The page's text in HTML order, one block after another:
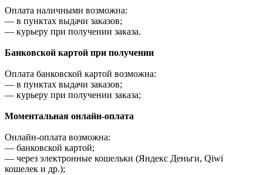
Оплата наличными возможна:
— в пунктах выдачи заказов;
— курьеру при получении заказа.
Банковской картой при получении
Оплата банковской картой возможна:
— в пунктах выдачи заказов;
— курьеру при получении заказа;
Моментальная онлайн-оплата
Онлайн-оплата возможна:
— банковской картой;
— через электронные кошельки (Яндекс Деньги, Qiwi
кошелек и др.);